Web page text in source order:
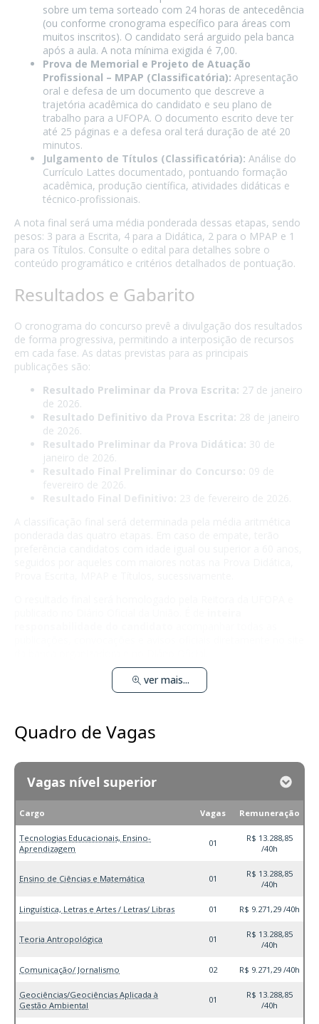
sobre um tema sorteado com 24 horas de antecedência
(ou conforme cronograma específico para áreas com
muitos inscritos). O candidato será arguido pela banca
após a aula. A nota mínima exigida é 7,00.
Prova de Memorial e Projeto de Atuação
Profissional – MPAP (Classificatória): Apresentação
oral e defesa de um documento que descreve a
trajetória acadêmica do candidato e seu plano de
trabalho para a UFOPA. O documento escrito deve ter
até 25 páginas e a defesa oral terá duração de até 20
minutos.
Julgamento de Títulos (Classificatória): Análise do
Currículo Lattes documentado, pontuando formação
acadêmica, produção científica, atividades didáticas e
técnico-profissionais.
A nota final será uma média ponderada dessas etapas, sendo
pesos: 3 para a Escrita, 4 para a Didática, 2 para o MPAP e 1
para os Títulos. Consulte o edital para detalhes sobre o
conteúdo programático e critérios detalhados de pontuação.
Resultados e Gabarito
O cronograma do concurso prevê a divulgação dos resultados
de forma progressiva, permitindo a interposição de recursos
em cada fase. As datas previstas para as principais
publicações são:
Resultado Preliminar da Prova Escrita: 27 de janeiro
de 2026.
Resultado Definitivo da Prova Escrita: 28 de janeiro
de 2026.
Resultado Preliminar da Prova Didática: 30 de
janeiro de 2026.
Resultado Final Preliminar do Concurso: 09 de
fevereiro de 2026.
Resultado Final Definitivo:
23 de fevereiro de 2026.
ver mais...
Quadro de Vagas
Vagas nível superior
Cargo Vagas Remuneração
Tecnologias Educacionais, Ensino-
Aprendizagem
01
R$ 13.288,85
/40h
Ensino de Ciências e Matemática 01
R$ 13.288,85
/40h
Linguística, Letras e Artes / Letras/ Libras 01 R$ 9.271,29 /40h
Teoria Antropológica 01
R$ 13.288,85
/40h
Comunicação/ Jornalismo 02 R$ 9.271,29 /40h
Geociências/Geociências Aplicada à
Gestão Ambiental
01
R$ 13.288,85
/40h